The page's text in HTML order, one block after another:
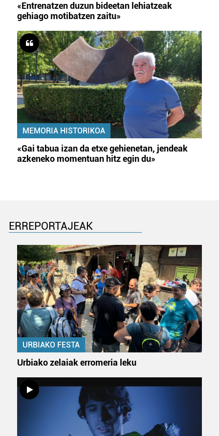
«Entrenatzen duzun bideetan lehiatzeak
gehiago motibatzen zaitu»
MEMORIA HISTORIKOA
«Gai tabua izan da etxe gehienetan, jendeak
azkeneko momentuan hitz egin du»
ERREPORTAJEAK
URBIAKO FESTA
Urbiako zelaiak erromeria leku